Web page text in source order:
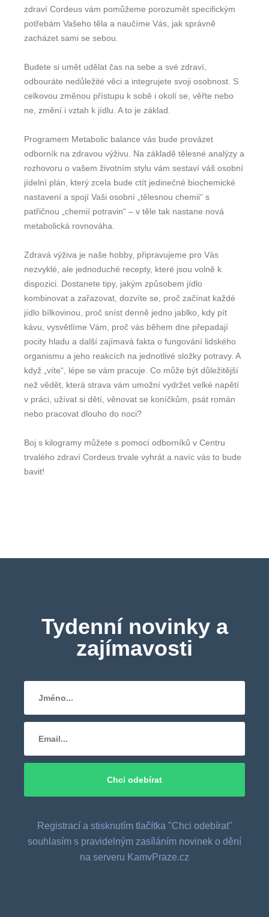
zdraví Cordeus vám pomůžeme porozumět specifickým
potřebám Vašeho těla a naučíme Vás, jak správně
zacházet sami se sebou.
Budete si umět udělat čas na sebe a své zdraví,
odbouráte nedůležité věci a integrujete svoji osobnost. S
celkovou změnou přístupu k sobě i okolí se, věřte nebo
ne, změní i vztah k jídlu. A to je základ.
Programem Metabolic balance vás bude provázet
odborník na zdravou výživu. Na základě tělesné analýzy a
rozhovoru o vašem životním stylu vám sestaví váš osobní
jídelní plán, který zcela bude ctít jedinečné biochemické
nastavení a spojí Vaši osobní „tělesnou chemii“ s
patřičnou „chemií potravin“ – v těle tak nastane nová
metabolická rovnováha.
Zdravá výživa je naše hobby, připravujeme pro Vás
nezvyklé, ale jednoduché recepty, které jsou volně k
dispozici. Dostanete tipy, jakým způsobem jídlo
kombinovat a zařazovat, dozvíte se, proč začínat každé
jídlo bílkovinou, proč sníst denně jedno jablko, kdy pít
kávu, vysvětlíme Vám, proč vás během dne přepadají
pocity hladu a další zajímavá fakta o fungování lidského
organismu a jeho reakcích na jednotlivé složky potravy. A
když „víte“, lépe se vám pracuje. Co může být důležitější
než vědět, která strava vám umožní vydržet velké napětí
v práci, užívat si dětí, věnovat se koníčkům, psát román
nebo pracovat dlouho do noci?
Boj s kilogramy můžete s pomocí odborníků v Centru
trvalého zdraví Cordeus trvale vyhrát a navíc vás to bude
bavit!
Tydenní novinky a
zajímavosti
Registrací a stisknutím tlačítka "Chci odebírat"
souhlasím s pravidelným zasíláním novinek o dění
na serveru KamvPraze.cz